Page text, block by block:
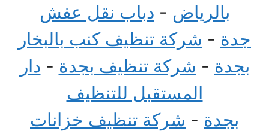
بالرياض - دباب نقل عفش
جدة - شركة تنظيف كنب بالبخار
بجدة - شركة تنظيف بجدة - دار
المستقبل للتنظيف
بجدة - شركة تنظيف خزانات